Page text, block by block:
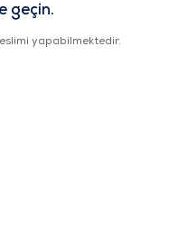
geçin.
yapabilmektedir.